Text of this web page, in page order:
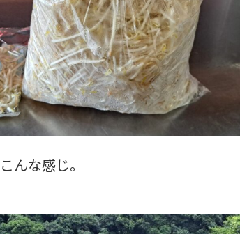
んな感じ。